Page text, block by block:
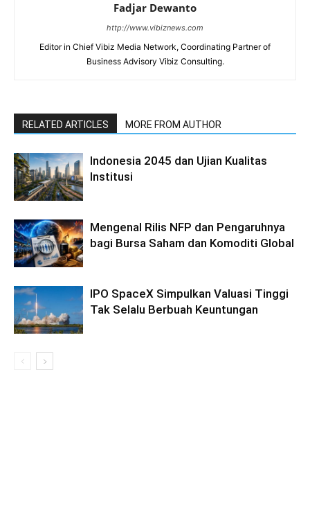
Fadjar Dewanto
http://www.vibiznews.com
Editor in Chief Vibiz Media Network, Coordinating Partner of
Business Advisory Vibiz Consulting.
RELATED ARTICLES MORE FROM AUTHOR
Indonesia 2045 dan Ujian Kualitas
Institusi
Mengenal Rilis NFP dan Pengaruhnya
bagi Bursa Saham dan Komoditi Global
IPO SpaceX Simpulkan Valuasi Tinggi
Tak Selalu Berbuah Keuntungan